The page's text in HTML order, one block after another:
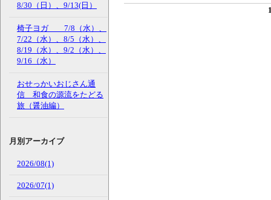
8/30（日）、9/13(日）
椅子ヨガ 7/8（水）、
7/22（水）、8/5（水）、
8/19（水）、9/2（水）、
9/16（水）
おせっかいおじさん通
信 和食の源流をたどる
旅（醤油編）
月別アーカイブ
2026/08(1)
2026/07(1)